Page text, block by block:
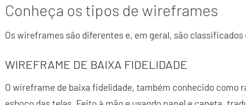
Conheça os tipos de wireframes
Os wireframes são diferentes e, em geral, são
WIREFRAME DE BAIXA FIDELIDADE
O wireframe de baixa fidelidade, também conhecido como